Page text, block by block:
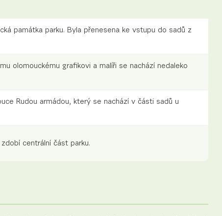
památka parku. Byla přenesena ke vstupu do sadů z
olomouckému grafikovi a malíři se nachází nedaleko
Rudou armádou, který se nachází v části sadů u
centrální část parku.